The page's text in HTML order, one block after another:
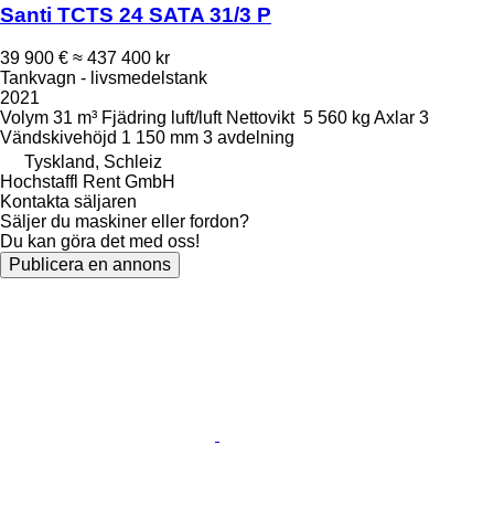
Santi TCTS 24 SATA 31/3 P
39 900 € ≈ 437 400 kr
Tankvagn - livsmedelstank
2021
Volym 31 m³ Fjädring luft/luft Nettovikt 5 560 kg Axlar 3
Vändskivehöjd 1 150 mm 3 avdelning
Tyskland, Schleiz
Hochstaffl Rent GmbH
Kontakta säljaren
Säljer du maskiner eller fordon?
Du kan göra det med oss!
Publicera en annons